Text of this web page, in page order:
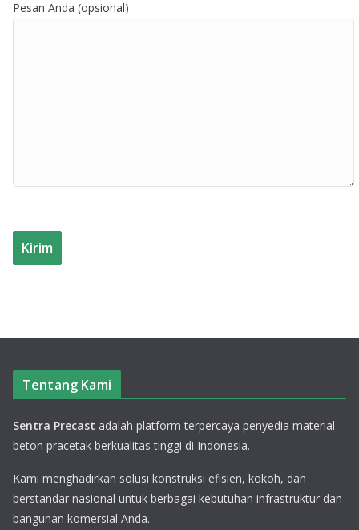
Pesan Anda (opsional)
Tentang Kami
Sentra Precast adalah platform terpercaya penyedia material
beton pracetak berkualitas tinggi di Indonesia.
Kami menghadirkan solusi konstruksi efisien, kokoh, dan
berstandar nasional untuk berbagai kebutuhan infrastruktur dan
bangunan komersial Anda.